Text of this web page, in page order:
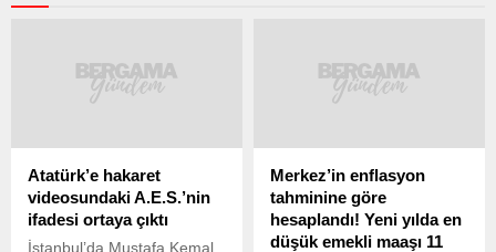
Atatürk’e hakaret
videosundaki A.E.S.’nin
ifadesi ortaya çıktı
İstanbul’da Mustafa Kemal
Merkez’in enflasyon
tahminine göre
hesaplandı! Yeni yılda en
düşük emekli maaşı 11